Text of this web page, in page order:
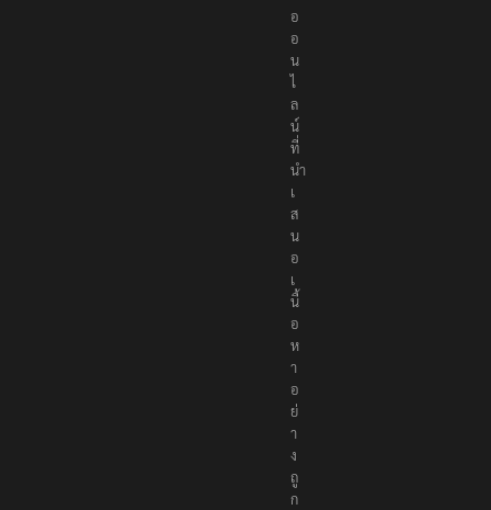
อ
อ
น
ไ
ล
น์
ที่
นำ
เ
ส
น
อ
เ
นื้
อ
ห
า
อ
ย่
า
ง
ถู
ก